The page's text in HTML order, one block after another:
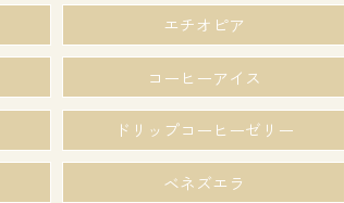
エチオピア
コーヒーアイス
ドリップコーヒーゼリー
ベネズエラ